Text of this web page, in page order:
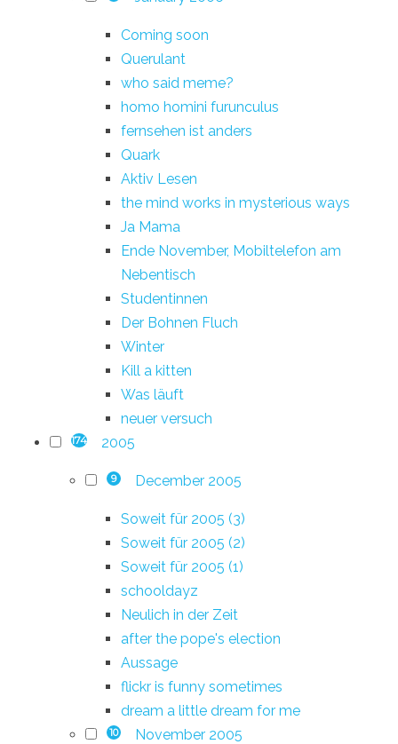
Coming soon
Querulant
who said meme?
homo homini furunculus
fernsehen ist anders
Quark
Aktiv Lesen
the mind works in mysterious ways
Ja Mama
Ende November, Mobiltelefon am
Nebentisch
Studentinnen
Der Bohnen Fluch
Winter
Kill a kitten
Was läuft
neuer versuch
174 2005
9 December 2005
Soweit für 2005 (3)
Soweit für 2005 (2)
Soweit für 2005 (1)
schooldayz
Neulich in der Zeit
after the pope's election
Aussage
flickr is funny sometimes
dream a little dream for me
10 November 2005